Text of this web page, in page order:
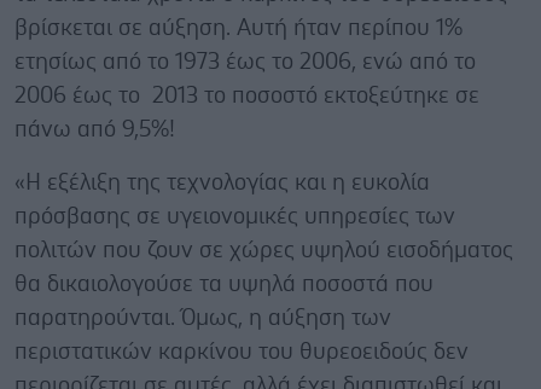
βρίσκεται σε αύξηση. Αυτή ήταν περίπου 1%
ετησίως από το 1973 έως το 2006, ενώ από το
2006 έως το 2013 το ποσοστό εκτοξεύτηκε σε
πάνω από 9,5%!
«Η εξέλιξη της τεχνολογίας και η ευκολία
πρόσβασης σε υγειονομικές υπηρεσίες των
πολιτών που ζουν σε χώρες υψηλού εισοδήματος
θα δικαιολογούσε τα υψηλά ποσοστά που
παρατηρούνται. Όμως, η αύξηση των
περιστατικών καρκίνου του θυρεοειδούς δεν